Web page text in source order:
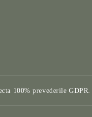
100% prevederile GDPR.